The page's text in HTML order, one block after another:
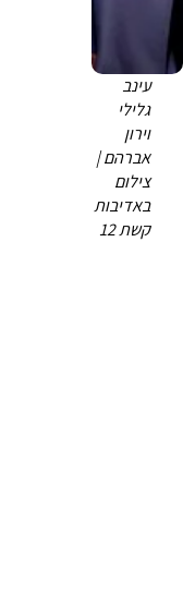
עינב
גלילי
וירון
אברהם |
צילום
באדיבות
קשת 12